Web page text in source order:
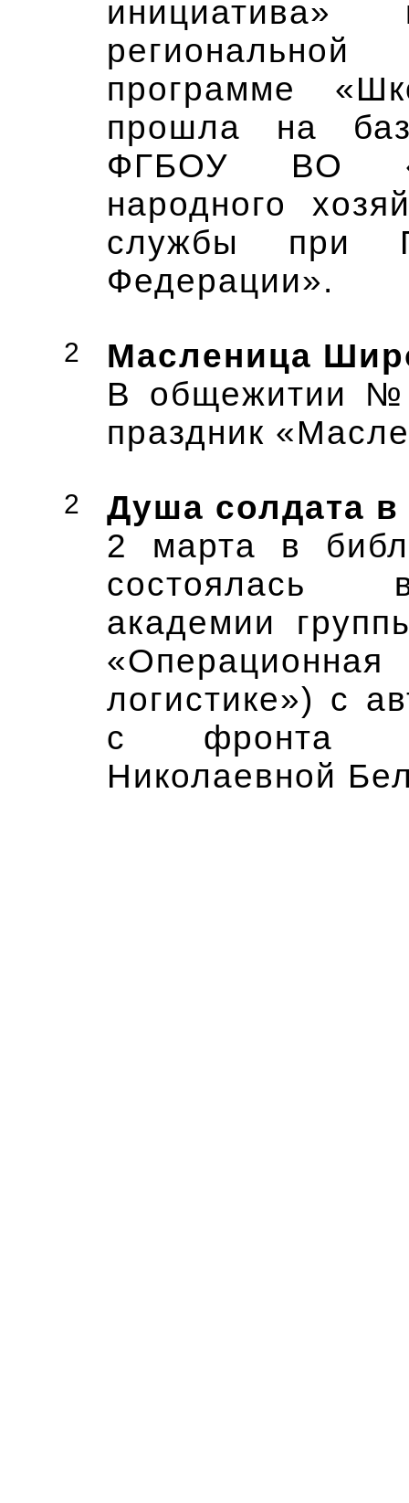
программе
прошла на
ФГБОУ ВО
народного
службы при
Федерации».
2
Масленица
В общежитии №
праздник
2
Душа солдата
2 марта в
состоялась
академии
логистике») с
с фронта
Николаевной